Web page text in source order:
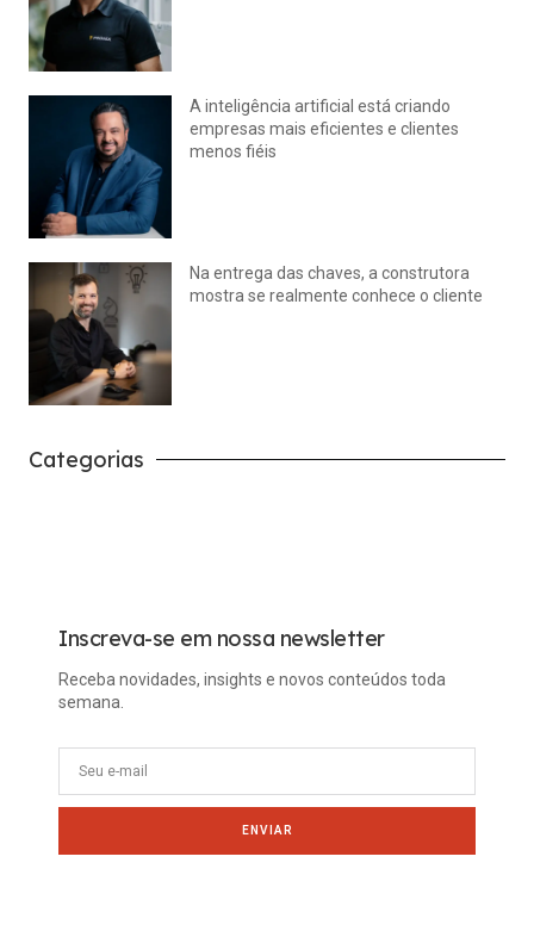
A inteligência artificial está criando
empresas mais eficientes e clientes
menos fiéis
Na entrega das chaves, a construtora
mostra se realmente conhece o cliente
Categorias
Inscreva-se em nossa newsletter
Receba novidades, insights e novos conteúdos toda
semana.
ENVIAR